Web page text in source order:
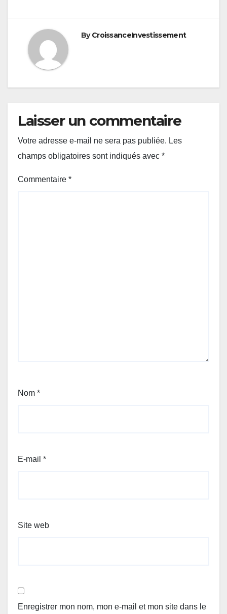
ByCroissanceInvestissement
Laisser un commentaire
Votre adresse e-mail ne sera pas publiée. Les
champs obligatoires sont indiqués avec *
Commentaire *
Nom *
E-mail *
Site web
Enregistrer mon nom, mon e-mail et mon site dans le